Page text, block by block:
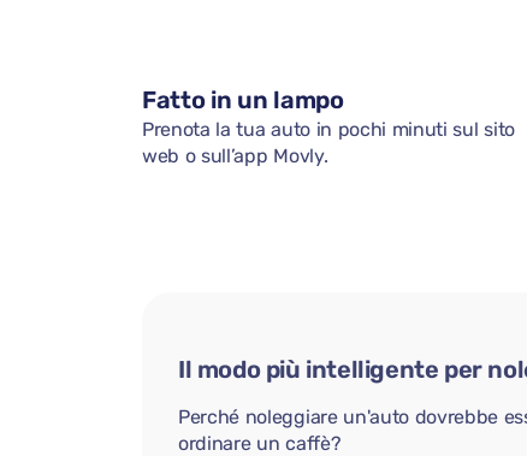
Fatto in un lampo
Prenota la tua auto in pochi minuti sul sito
web o sull’app Movly.
Il modo più intelligente per
Perché noleggiare un'auto dovrebbe
ordinare un caffè?